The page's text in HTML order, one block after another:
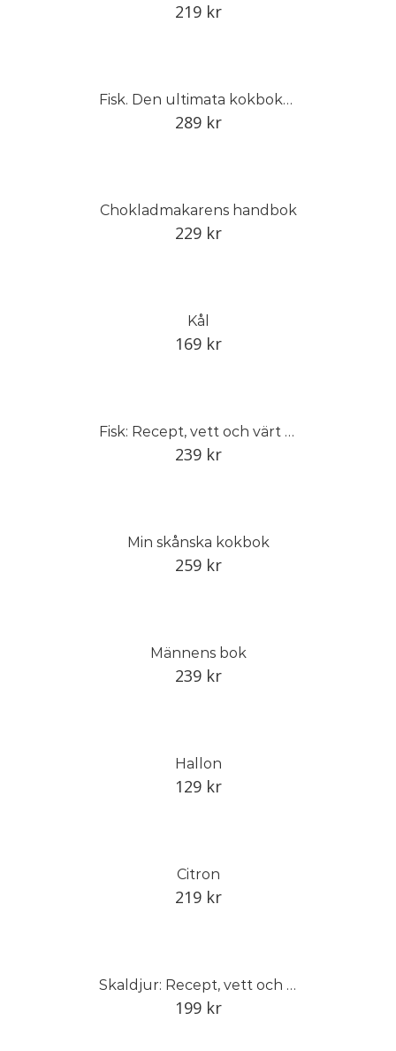
219 kr
Fisk. Den ultimata kokboken om fisk och skaldjur
289 kr
Chokladmakarens handbok
229 kr
Kål
169 kr
Fisk: Recept, vett och värt att veta
239 kr
Min skånska kokbok
259 kr
Männens bok
239 kr
Hallon
129 kr
Citron
219 kr
Skaldjur: Recept, vett och värt att veta
199 kr